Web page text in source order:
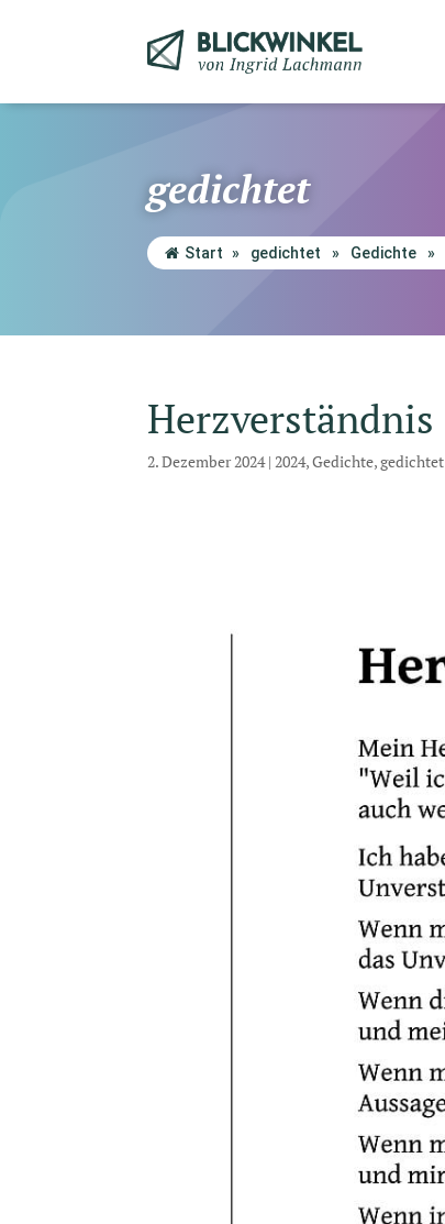
gedichtet
Start » gedichtet » Gedichte »
Herzverständnis
2. Dezember 2024|2024,Gedichte,gedichtet